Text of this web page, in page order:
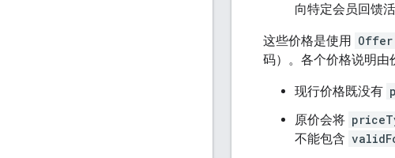
向特定会员回馈
这些价格是使用 Offer
码）。各个价格说明由
现行价格既没有
原价会将
不能包含